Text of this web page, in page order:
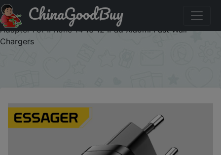
Придбати по знижці SJRI4XHQKYEY Essager USB Type C
Fast Charger 30W QC PD 3.0 Dual Port Mini Portable
Adapter For IPhone 14 13 12 IPad Xiaomi Fast Wall
Chargers
ChinaGoodBuy